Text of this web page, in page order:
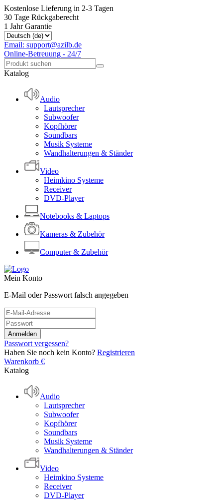
Kostenlose Lieferung in 2-3 Tagen
30 Tage Rückgaberecht
1 Jahr Garantie
Email: support@azilb.de
Online-Betreuung - 24/7
Katalog
Audio
Lautsprecher
Subwoofer
Kopfhörer
Soundbars
Musik Systeme
Wandhalterungen & Ständer
Video
Heimkino Systeme
Receiver
DVD-Player
Notebooks & Laptops
Kameras & Zubehör
Computer & Zubehör
Mein Konto
E-Mail oder Passwort falsch angegeben
Passwort vergessen?
Haben Sie noch kein Konto? Registrieren
Warenkorb €
Katalog
Audio
Lautsprecher
Subwoofer
Kopfhörer
Soundbars
Musik Systeme
Wandhalterungen & Ständer
Video
Heimkino Systeme
Receiver
DVD-Player